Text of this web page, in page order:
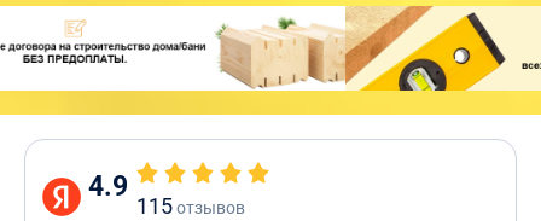
4.9
115отзывов